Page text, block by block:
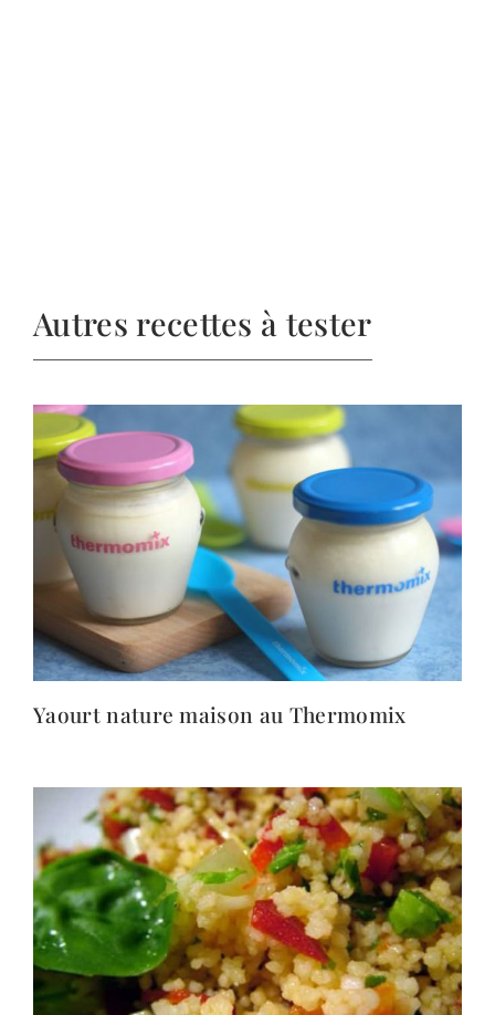
Autres recettes à tester
Yaourt nature maison au Thermomix